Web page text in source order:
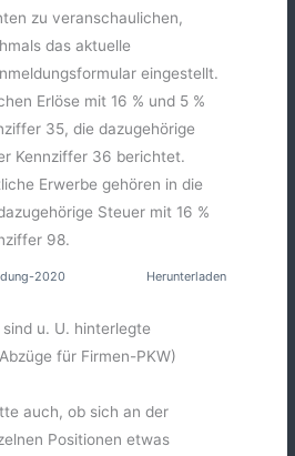
zu veranschaulichen,
das aktuelle
eingestellt.
Erlöse mit 16 % und 5 %
35, die dazugehörige
Kennziffer 36 berichtet.
Erwerbe gehören in die
Steuer mit 16 %
98.
2020 Herunterladen
u. U. hinterlegte
für Firmen-PKW)
auch, ob sich an der
Positionen etwas